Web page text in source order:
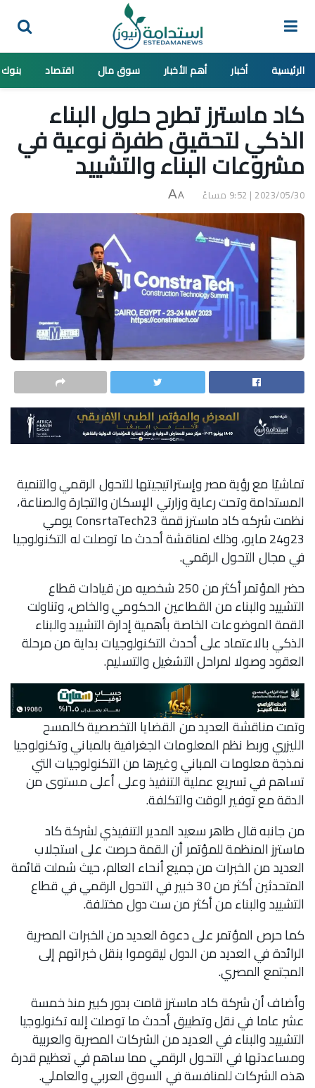
الرئيسية أخبار أهم الأخبار سوق مال اقتصاد بنوك
كاد ماسترز تطرح حلول البناء
الذكي لتحقيق طفرة نوعية في
مشروعات البناء والتشييد
2023/05/30 | 9:52 مساءً A
A
تماشيًا مع رؤية مصر وإستراتيجيتها للتحول الرقمي والتنمية
المستدامة وتحت رعاية وزارتي الإسكان والتجارة والصناعة،
نظمت شركه كاد ماسترز قمة ConsrtaTech23 يومي
23و24 مايو، وذلك لمناقشة أحدث ما توصلت له التكنولوجيا
في مجال التحول الرقمي.
حضر المؤتمر أكثر من 250 شخصيه من قيادات قطاع
التشييد والبناء من القطاعين الحكومي والخاص، وتناولت
القمة الموضوعات الخاصة بأهمية إدارة التشييد والبناء
الذكي بالاعتماد على أحدث التكنولوجيات بداية من مرحلة
العقود وصولا لمراحل التشغيل والتسليم.
وتمت مناقشة العديد من القضايا التخصصية كالمسح
الليزري وربط نظم المعلومات الجغرافية بالمباني وتكنولوجيا
نمذجة معلومات المباني وغيرها من التكنولوجيات التي
تساهم في تسريع عملية التنفيذ وعلى أعلى مستوى من
الدقة مع توفير الوقت والتكلفة.
من جانبه قال طاهر سعيد المدير التنفيذي لشركة كاد
ماسترز المنظمة للمؤتمر أن القمة حرصت على استجلاب
العديد من الخبرات من جميع أنحاء العالم، حيث شملت قائمة
المتحدثين أكثر من 30 خبير في التحول الرقمي في قطاع
التشييد والبناء من أكثر من ست دول مختلفة.
كما حرص المؤتمر على دعوة العديد من الخبرات المصرية
الرائدة في العديد من الدول ليقوموا بنقل خبراتهم إلى
المجتمع المصري.
وأضاف أن شركة كاد ماسترز قامت بدور كبير منذ خمسة
عشر عاما في نقل وتطبيق أحدث ما توصلت إلىه تكنولوجيا
التشييد والبناء في العديد من الشركات المصرية والعربية
ومساعدتها في التحول الرقمي مما ساهم في تعظيم قدرة
هذه الشركات للمنافسة في السوق العربي والعاملي.